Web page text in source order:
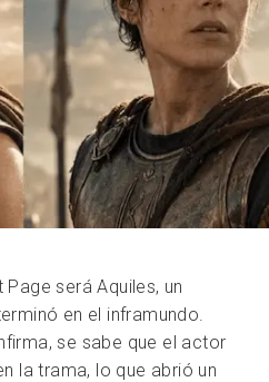
será Aquiles, un
en el inframundo.
se sabe que el actor
la trama, lo que abrió un